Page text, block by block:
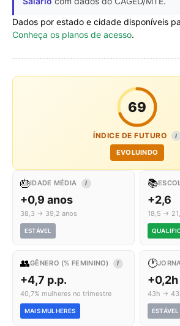
Dados por estado e cidade disponíveis
Conheça os planos de acesso.
69
ÍNDICE DE FUTURO I
EVOLUINDO
🎂IDADE MÉDIA I
+0,9 anos
38,3 → 39,2 anos
ESTÁVEL
📚
+2,6
18,5 →
👥GÊNERO (% FEMININO) I
+4,7 p.p.
40,7% mulheres no trimestre
MAIS MULHERES
🕐
+0,2h
43h →
ESTÁVEL